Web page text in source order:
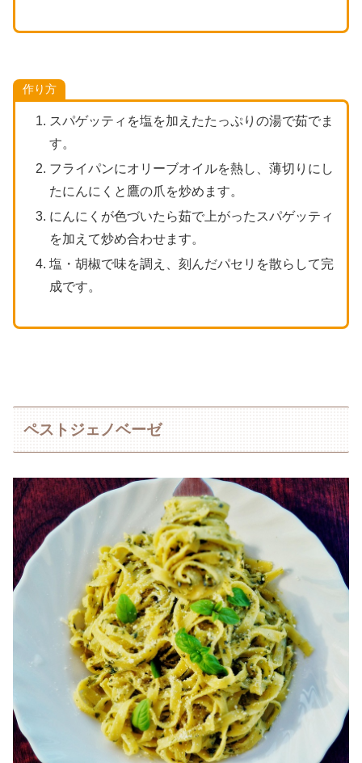
作り方
スパゲッティを塩を加えたたっぷりの湯で茹でま
す。
フライパンにオリーブオイルを熱し、薄切りにし
たにんにくと鷹の爪を炒めます。
にんにくが色づいたら茹で上がったスパゲッティ
を加えて炒め合わせます。
塩・胡椒で味を調え、刻んだパセリを散らして完
成です。
ペストジェノベーゼ